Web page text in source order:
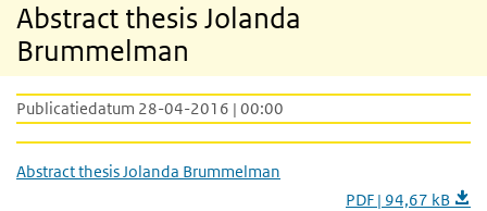
Abstract thesis Jolanda
Brummelman
Publicatiedatum 28-04-2016 | 00:00
Abstract thesis Jolanda Brummelman
PDF | 94,67 kB